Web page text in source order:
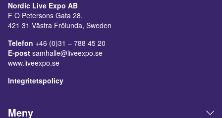
Nordic Live Expo AB
F O Petersons Gata 28,
421 31 Västra Frölunda, Sweden
Telefon +46 (0)31 – 788 45 20
E-post samhalle@liveexpo.se
www.liveexpo.se
Integritetspolicy
Meny